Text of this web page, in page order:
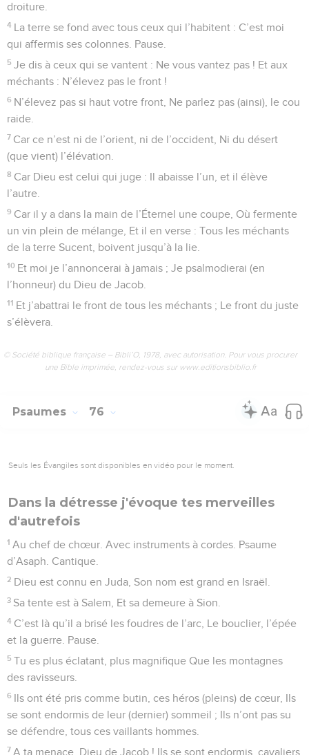
droiture.
4 La terre se fond avec tous ceux qui l’habitent : C’est moi
qui affermis ses colonnes. Pause.
5 Je dis à ceux qui se vantent : Ne vous vantez pas ! Et aux
méchants : N’élevez pas le front !
6 N’élevez pas si haut votre front, Ne parlez pas (ainsi), le cou
raide.
7 Car ce n’est ni de l’orient, ni de l’occident, Ni du désert
(que vient) l’élévation.
8 Car Dieu est celui qui juge : Il abaisse l’un, et il élève
l’autre.
9 Car il y a dans la main de l’Éternel une coupe, Où fermente
un vin plein de mélange, Et il en verse : Tous les méchants
de la terre Sucent, boivent jusqu’à la lie.
10 Et moi je l’annoncerai à jamais ; Je psalmodierai (en
l’honneur) du Dieu de Jacob.
11 Et j’abattrai le front de tous les méchants ; Le front du juste
s’élèvera.
© Société biblique française – Bibli’O, 1978, avec autorisation. Pour vous procurer
une Bible imprimée, rendez-vous sur www.editionsbiblio.fr
Psaumes 76
Seuls les Évangiles sont disponibles en vidéo pour le moment.
Dans la détresse j'évoque tes merveilles
d'autrefois
1 Au chef de chœur. Avec instruments à cordes. Psaume
d’Asaph. Cantique.
2 Dieu est connu en Juda, Son nom est grand en Israël.
3 Sa tente est à Salem, Et sa demeure à Sion.
4 C’est là qu’il a brisé les foudres de l’arc, Le bouclier, l’épée
et la guerre. Pause.
5 Tu es plus éclatant, plus magnifique Que les montagnes
des ravisseurs.
6 Ils ont été pris comme butin, ces héros (pleins) de cœur, Ils
se sont endormis de leur (dernier) sommeil ; Ils n’ont pas su
se défendre, tous ces vaillants hommes.
7 A ta menace, Dieu de Jacob ! Ils se sont endormis, cavaliers